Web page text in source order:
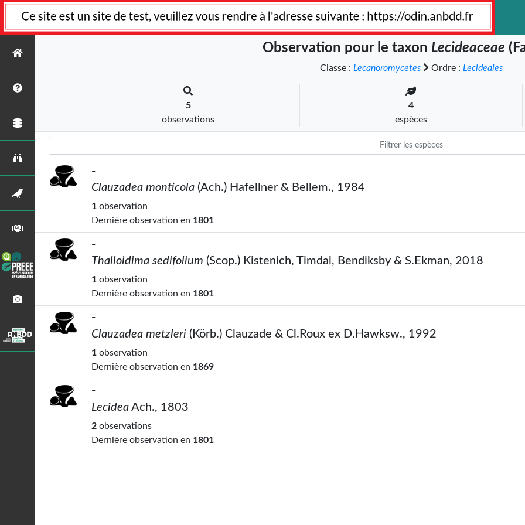
Observation pour le taxon Lecideaceae
Classe : Lecanoromycetes Ordre : Lecideales
5
observations
4
espèces
-
Clauzadea monticola (Ach.) Hafellner & Bellem., 1984
1 observation
Dernière observation en 1801
-
Thalloidima sedifolium (Scop.) Kistenich, Timdal, Bendiksby & S.Ekman, 2018
1 observation
Dernière observation en 1801
-
Clauzadea metzleri (Körb.) Clauzade & Cl.Roux ex D.Hawksw., 1992
1 observation
Dernière observation en 1869
-
Lecidea Ach., 1803
2 observations
Dernière observation en 1801